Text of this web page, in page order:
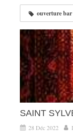
ouverture bar
SAINT
28 Déc 2022